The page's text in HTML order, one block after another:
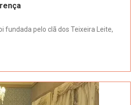
fundada pelo clã dos Teixeira Leite,